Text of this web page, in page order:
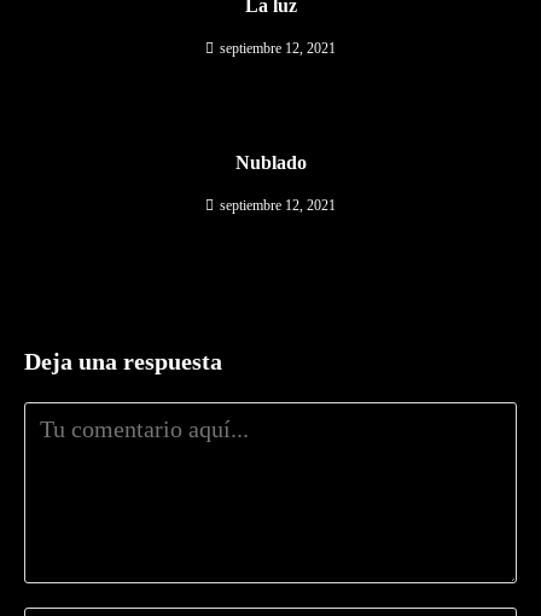
La luz
septiembre 12, 2021
Nublado
septiembre 12, 2021
Deja una respuesta